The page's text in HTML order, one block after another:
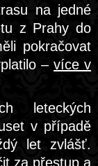
na jedné
z Prahy do
pokračovat
–více v
leteckých
v případě
let zvlášť.
za přestup a